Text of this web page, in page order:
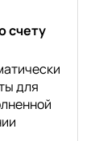
счету
для